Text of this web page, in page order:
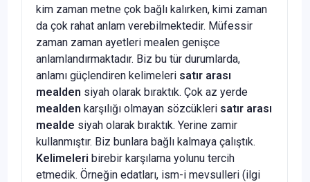
kim zaman metne çok bağlı kalırken, kimi zaman
da çok rahat anlam verebilmektedir. Müfessir
zaman zaman ayetleri mealen genişce
anlamlandırmaktadır. Biz bu tür durumlarda,
anlamı güçlendiren kelimeleri satır arası
mealden siyah olarak bıraktık. Çok az yerde
mealden karşılığı olmayan sözcükleri satır arası
mealde siyah olarak bıraktık. Yerine zamir
kullanmıştır. Biz bunlara bağlı kalmaya çalıştık.
Kelimeleri birebir karşılama yolunu tercih
etmedik. Örneğin edatları, ism-i mevsulleri (ilgi